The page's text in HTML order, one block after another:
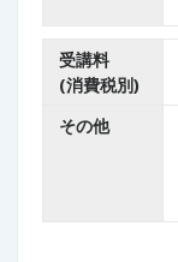
受講料
(消費税別)
その他